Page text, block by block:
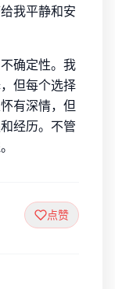
我平静和安
确定性。我
但每个选择
有深情，但
经历。不管
点赞